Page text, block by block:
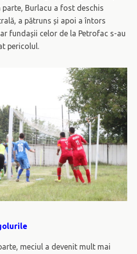
parte, Burlacu a fost deschis
a pătruns și apoi a întors
fundașii celor de la Petrofac s-au
pericolul.
meciul a devenit mult mai